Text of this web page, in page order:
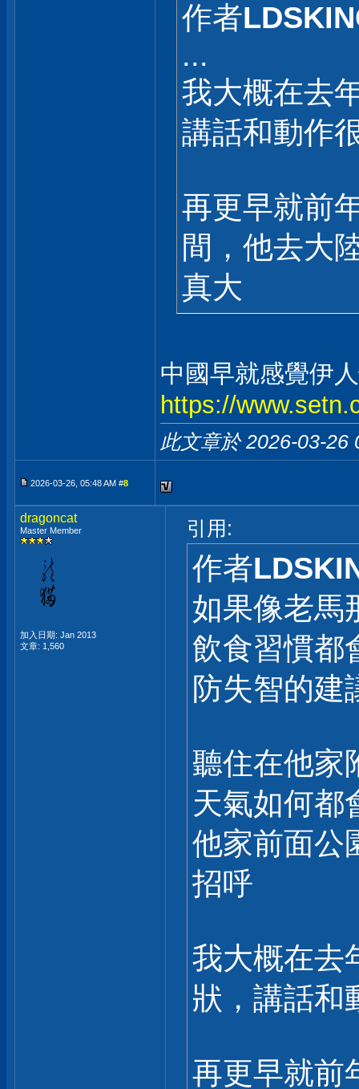
作者
...
我大概在去
講話和動作
再更早就前
間，他去大
真大
中國早就感覺伊
https://
此文章於 2026-03-26
2026-03-26, 05:48 AM #8
dragoncat
Master Member
加入日期: Jan 2013
文章: 1,560
引用:
作者
如果像老馬
飲食習慣都
防失智的建
聽住在他家
天氣如何都
他家前面公
招呼
我大概在去
狀，講話和
再更早就前